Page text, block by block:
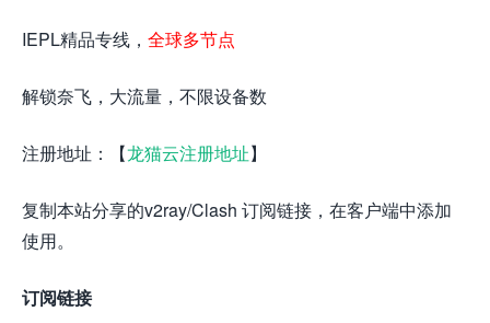
IEPL精品专线， 全球多节点
解锁奈飞，大流量，不限设备数
注册地址：【龙猫云注册地址】
复制本站分享的v2ray/Clash 订阅链接，在客户端中添加
使用。
订阅链接